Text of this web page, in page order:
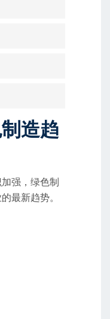
造趋
强，绿色制
最新趋势。